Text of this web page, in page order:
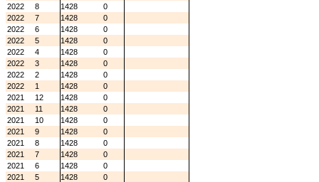
2022
8 1428
0
2022
7 1428
0
2022
6 1428
0
2022
5 1428
0
2022
4 1428
0
2022
3 1428
0
2022
2 1428
0
2022
1 1428
0
2021
12 1428
0
2021
11 1428
0
2021
10 1428
0
2021
9 1428
0
2021
8 1428
0
2021
7 1428
0
2021
6 1428
0
2021
5 1428
0